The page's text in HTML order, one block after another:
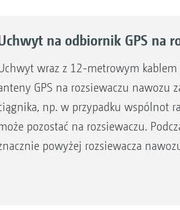
na odbiornik GPS na
wraz z 12-metrowym kablem
GPS na rozsiewaczu nawozu
np. w przypadku wspólnot
pozostać na rozsiewaczu.
powyżej rozsiewacza